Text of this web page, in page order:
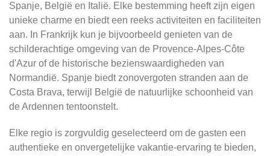
Spanje, België en Italië. Elke bestemming heeft zijn eigen
unieke charme en biedt een reeks activiteiten en faciliteiten
aan. In Frankrijk kun je bijvoorbeeld genieten van de
schilderachtige omgeving van de Provence-Alpes-Côte
d'Azur of de historische bezienswaardigheden van
Normandië. Spanje biedt zonovergoten stranden aan de
Costa Brava, terwijl België de natuurlijke schoonheid van
de Ardennen tentoonstelt.
Elke regio is zorgvuldig geselecteerd om de gasten een
authentieke en onvergetelijke vakantie-ervaring te bieden,